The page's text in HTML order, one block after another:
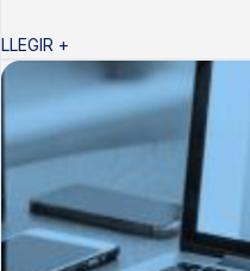
LLEGIR +